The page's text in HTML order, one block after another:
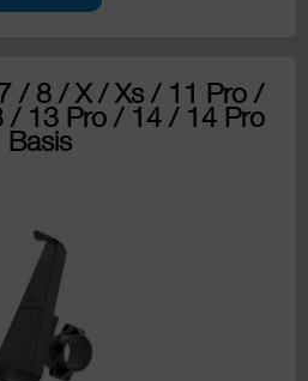
/ 8 / X / Xs / 11 Pro /
/ 13 Pro / 14 / 14 Pro
Basis